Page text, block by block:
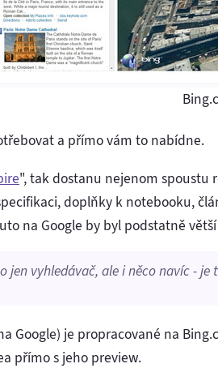
a přímo vám to nabídne.
", tak dostanu nejenom
doplňky k notebooku,
na Google by byl podstatně
jen vyhledávač, ale i něco navíc - je
Google) je propracované na
přímo s jeho preview.